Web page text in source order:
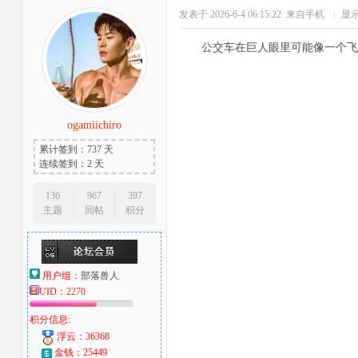
ogamiichiro
累计签到：737 天
连续签到：2 天
136
主题
967
回帖
397
积分
用户组： 部落兽人
UID： 2270
积分信息:
浮云：36368
金钱：25449
发表于 2026-6-4 06:15:22 来自手机 显
公交车在巨人眼里可能像一个